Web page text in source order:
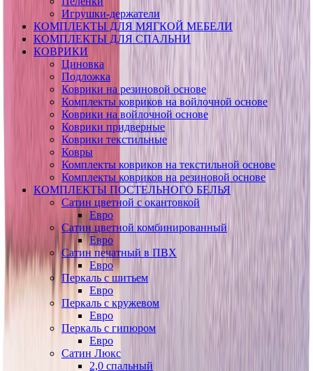
Игрушки-держатели
КОМПЛЕКТЫ ДЛЯ МЯГКОЙ МЕБЕЛИ
КОМПЛЕКТЫ ДЛЯ СПАЛЬНИ
КОВРИКИ
Циновка
Подложка
Коврики на резиновой основе
Комплекты ковриков на войлочной основе
Коврики на войлочной основе
Коврики придверные
Коврики текстильные
Ковры
Комплекты ковриков на текстильной основе
Комплекты ковриков на резиновой основе
КОМПЛЕКТЫ ПОСТЕЛЬНОГО БЕЛЬЯ
Сатин цветной с окантовкой
Евро
Сатин цветной комбинированный
Евро
Сатин печатный в ПВХ
Евро
Перкаль с шитьем
Евро
Перкаль с кружевом
Евро
Перкаль с гипюром
Евро
Сатин Люкс
2,0 спальный